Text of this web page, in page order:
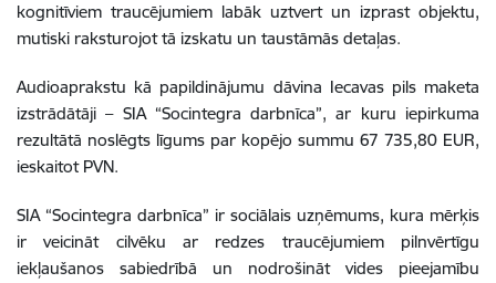
kognitīviem traucējumiem labāk uztvert un izprast objektu,
mutiski raksturojot tā izskatu un taustāmās detaļas.
Audioaprakstu kā papildinājumu dāvina Iecavas pils maketa
izstrādātāji – SIA “Socintegra darbnīca”, ar kuru iepirkuma
rezultātā noslēgts līgums par kopējo summu 67 735,80 EUR,
ieskaitot PVN.
SIA “Socintegra darbnīca” ir sociālais uzņēmums, kura mērķis
ir veicināt cilvēku ar redzes traucējumiem pilnvērtīgu
iekļaušanos sabiedrībā un nodrošināt vides pieejamību